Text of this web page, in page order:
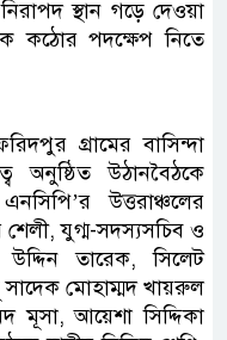
স্থান গড়ে দেওয়া
কঠোর পদক্ষেপ নিতে
গ্রামের বাসিন্দা
অনুষ্ঠিত উঠানবৈঠকে
উত্তরাঞ্চলের
যুগ্ম-সদস্যসচিব ও
তারেক, সিলেট
মোহাম্মদ খায়রুল
মূসা, আয়েশা সিদ্দিকা